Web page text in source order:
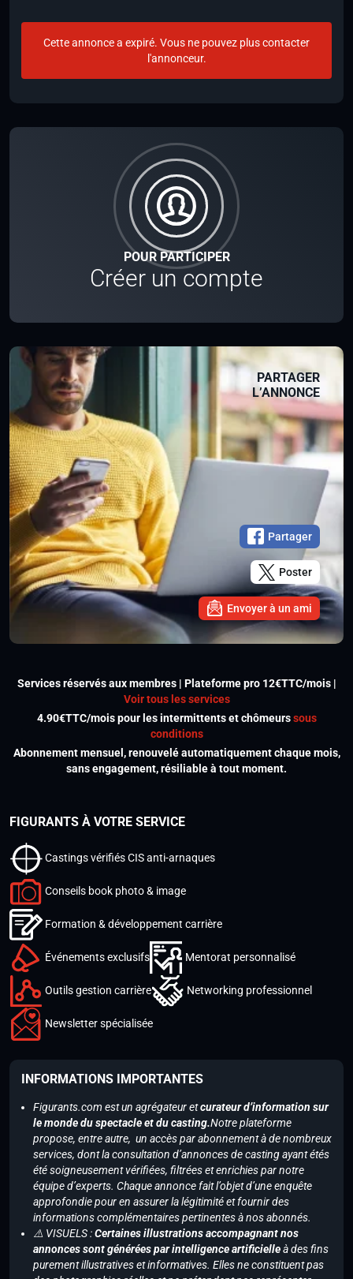
POUR PARTICIPER
Créer un compte
PARTAGER
L’ANNONCE
Partager
Poster
Envoyer à un ami
Cette annonce a expiré. Vous ne pouvez plus contacter
l'annonceur.
Services réservés aux membres | Plateforme pro 12€TTC/mois |
Voir tous les services
4.90€TTC/mois pour les intermittents et chômeurssous
conditions
Abonnement mensuel, renouvelé automatiquement chaque mois,
sans engagement, résiliable à tout moment.
FIGURANTS À VOTRE SERVICE
Castings vérifiés CIS anti-arnaques
Conseils book photo & image
Formation & développement carrière
Événements exclusifs Mentorat personnalisé
Outils gestion carrière Networking professionnel
Newsletter spécialisée
INFORMATIONS IMPORTANTES
Figurants.com est un agrégateur etcurateur d’information sur
le monde du spectacle et du casting.Notre plateforme
propose, entre autre, un accès par abonnement à de nombreux
services, dont la consultation d’annonces de casting ayant étés
été soigneusement vérifiées, filtrées et enrichies par notre
équipe d’experts. Chaque annonce fait l’objet d’une enquête
approfondie pour en assurer la légitimité et fournir des
informations complémentaires pertinentes à nos abonnés.
⚠️ VISUELS :Certaines illustrations accompagnant nos
annonces sont générées par intelligence artificielleà des fins
purement illustratives et informatives. Elles ne constituent pas